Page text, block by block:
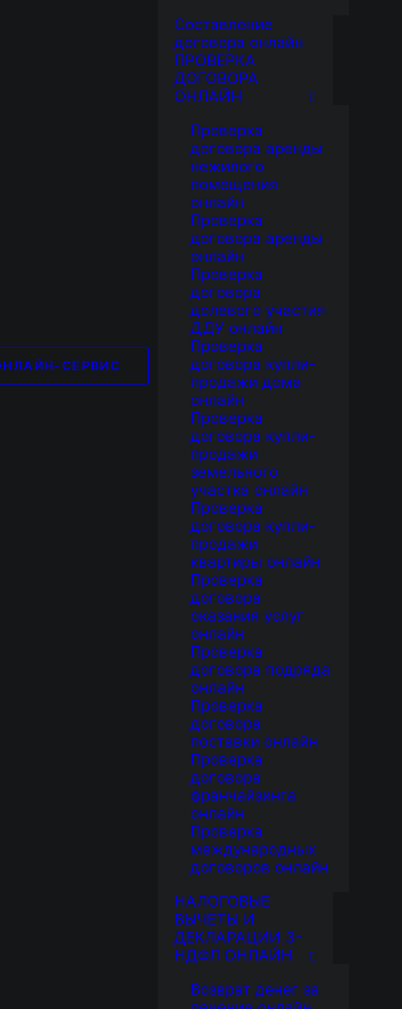
СЕРВИС
Составление
договора онлайн
ПРОВЕРКА
ДОГОВОРА
ОНЛАЙН
Проверка
договора аренды
нежилого
помещения
онлайн
Проверка
договора аренды
онлайн
Проверка
договора
долевого участия
ДДУ онлайн
Проверка
договора купли-
продажи дома
онлайн
Проверка
договора купли-
продажи
земельного
участка онлайн
Проверка
договора купли-
продажи
квартиры онлайн
Проверка
договора
оказания услуг
онлайн
Проверка
договора подряда
онлайн
Проверка
договора
поставки онлайн
Проверка
договора
франчайзинга
онлайн
Проверка
международных
договоров онлайн
НАЛОГОВЫЕ
ВЫЧЕТЫ И
ДЕКЛАРАЦИИ 3-
НДФЛ ОНЛАЙН
Возврат денег за